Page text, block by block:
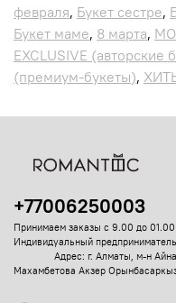
февраля, Букет сестре,
Букет маме, 8 марта,
EXCLUSIVE (авторские
(премиум-букеты),
+77006250003
Принимаем заказы с
Индивидуальный
Адрес: г. Алматы, м-н
Махамбетова Акзер